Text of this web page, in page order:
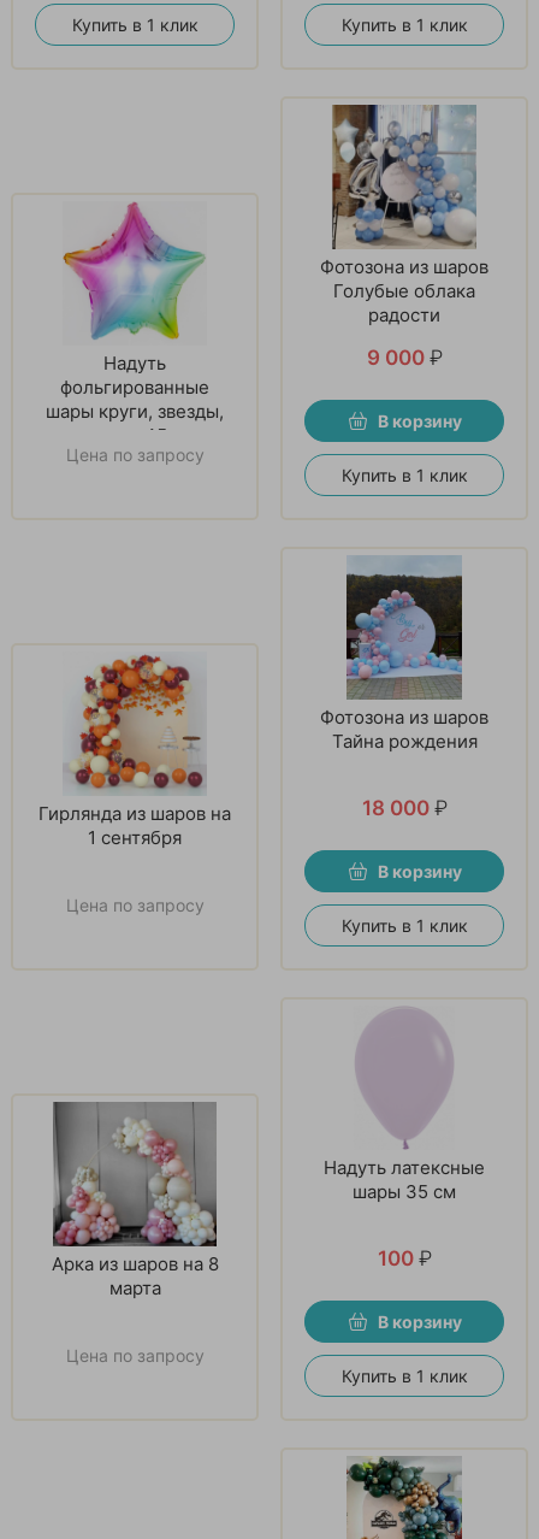
Купить в 1 клик Купить в 1 клик
Надуть
фольгированные
шары круги, звезды,
сердца 45 см
Цена по запросу
Фотозона из шаров
Голубые облака
радости
9 000 ₽
В корзину
Купить в 1 клик
Гирлянда из шаров на
1 сентября
Цена по запросу
Фотозона из шаров
Тайна рождения
18 000 ₽
В корзину
Купить в 1 клик
Арка из шаров на 8
марта
Цена по запросу
Надуть латексные
шары 35 см
100 ₽
В корзину
Купить в 1 клик